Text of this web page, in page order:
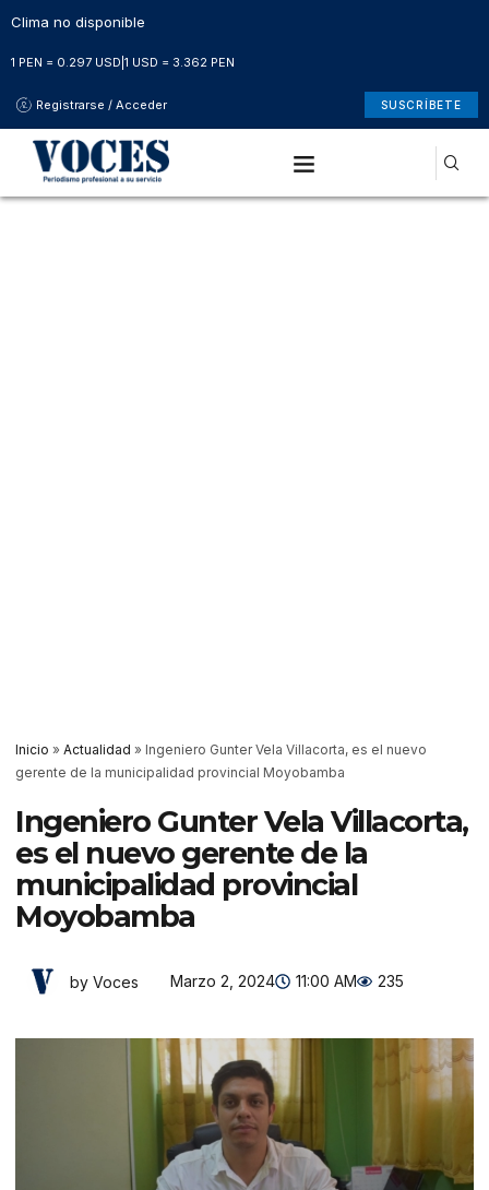
Clima no disponible
1 PEN = 0.297 USD 1 USD = 3.362 PEN
Registrarse / Acceder SUSCRÍBETE
Inicio » Actualidad » Ingeniero Gunter Vela Villacorta, es el nuevo
gerente de la municipalidad provincial Moyobamba
Ingeniero Gunter Vela Villacorta,
es el nuevo gerente de la
municipalidad provincial
Moyobamba
by Voces Marzo 2, 2024 11:00 AM 235